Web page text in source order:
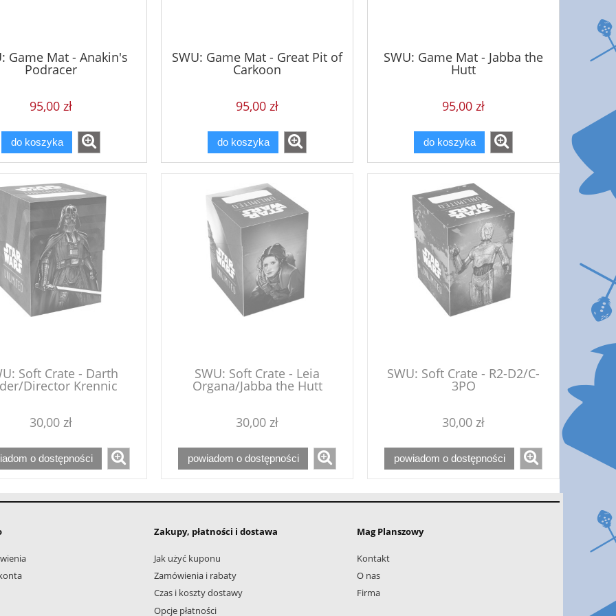
Game Mat - Anakin's
Podracer
95,00 zł
do koszyka
SWU: Game Mat - Great Pit of
Carkoon
95,00 zł
do koszyka
SWU: Game Mat - Jabba the
Hutt
95,00 zł
do koszyka
Soft Crate - Darth
Director Krennic
30,00 zł
o dostępności
SWU: Soft Crate - Leia
Organa/Jabba the Hutt
30,00 zł
powiadom o dostępności
SWU: Soft Crate - R2-D2/C-
3PO
30,00 zł
powiadom o dostępności
Zakupy, płatności i dostawa
Jak użyć kuponu
Zamówienia i rabaty
Czas i koszty dostawy
Opcje płatności
Mag Planszowy
Kontakt
O nas
Firma